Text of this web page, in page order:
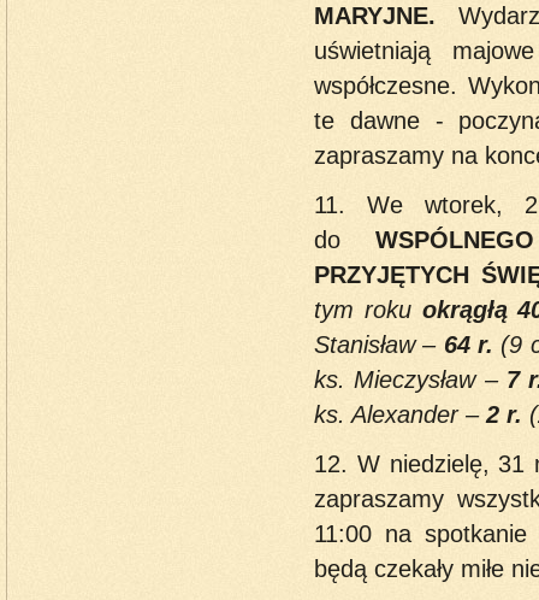
MARYJNE.
uświetniają
współczesne.
te dawne -
zapraszamy na
11. We wtorek,
do
PRZYJĘTYCH
tym rokuokrągłą
Stanisław – 64 r. (9
ks. Mieczysław – 7
ks. Alexander – 2 r.
12. W niedzielę, 31
zapraszamy
11:00 na spotkanie
będą czekały miłe